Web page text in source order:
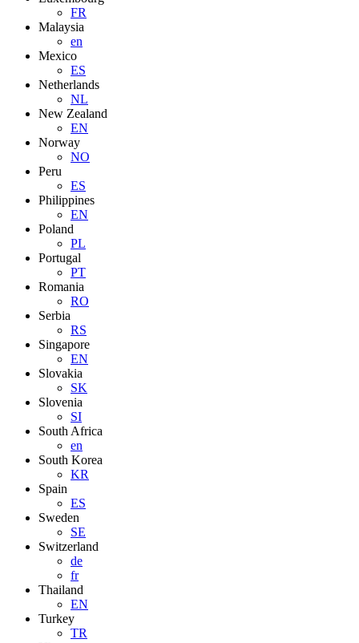
FR
Malaysia
en
Mexico
ES
Netherlands
NL
New Zealand
EN
Norway
NO
Peru
ES
Philippines
EN
Poland
PL
Portugal
PT
Romania
RO
Serbia
RS
Singapore
EN
Slovakia
SK
Slovenia
SI
South Africa
en
South Korea
KR
Spain
ES
Sweden
SE
Switzerland
de
fr
Thailand
EN
Turkey
TR